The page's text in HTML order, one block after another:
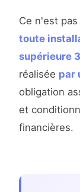
Ce n'est
toute
supérieure
réalisée par
obligation
et
financières.